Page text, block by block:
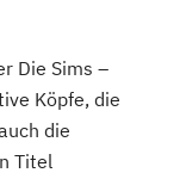
Die Sims –
Köpfe, die
die
Titel